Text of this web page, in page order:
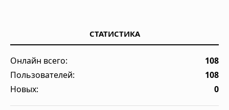
СТАТИСТИКА
Онлайн всего:
108
Пользователей:
108
Новых:
0